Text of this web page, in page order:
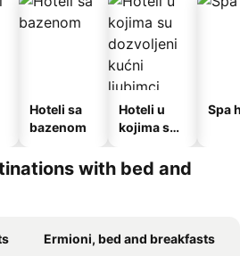
Hoteli sa
bazenom
Hoteli u
kojima su
kućni
ljubimci
Spa
with bed and
Ermioni, bed and breakfasts